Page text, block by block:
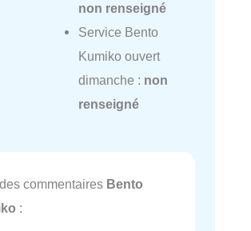
non renseigné
Service Bento
Kumiko ouvert
dimanche : non
renseigné
commentaires Bento
: